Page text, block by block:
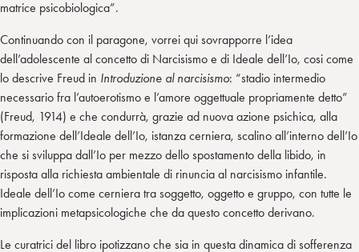
matrice psicobiologica”.
Continuando con il paragone, vorrei qui sovrapporre l’idea
dell’adolescente al concetto di Narcisismo e di Ideale dell’Io, cosi come
lo descrive Freud in Introduzione al narcisismo: “stadio intermedio
necessario fra l’autoerotismo e l’amore oggettuale propriamente detto”
(Freud, 1914) e che condurrà, grazie ad nuova azione psichica, alla
formazione dell’Ideale dell’Io, istanza cerniera, scalino all’interno dell’Io
che si sviluppa dall’Io per mezzo dello spostamento della libido, in
risposta alla richiesta ambientale di rinuncia al narcisismo infantile.
Ideale dell’Io come cerniera tra soggetto, oggetto e gruppo, con tutte le
implicazioni metapsicologiche che da questo concetto derivano.
Le curatrici del libro ipotizzano che sia in questa dinamica di sofferenza